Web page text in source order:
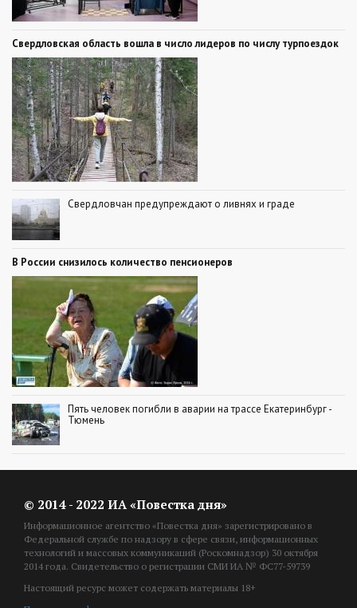
Свердловская область вошла в число лидеров по числу турпоездок
Свердловчан предупреждают о ливнях и граде
В России снизилось количество пенсионеров
Пять человек погибли в аварии на трассе Екатеринбург -
Тюмень
© 2014 - 2022 ИА «Повестка дня»
Информационное агентство «Повестка дня» зарегистрировано в
Федеральной службе по надзору в сфере связи, информационных
технологий и массовых коммуникаций (Роскомнадзор) 30 октября
2014 года. Свидетельство о регистрации СМИ ИА № ФС77-59739
Настоящий ресурс может содержать материалы 18+